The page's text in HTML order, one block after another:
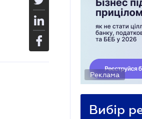
Реклама
Вибір